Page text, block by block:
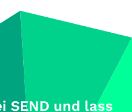
SEND und lass